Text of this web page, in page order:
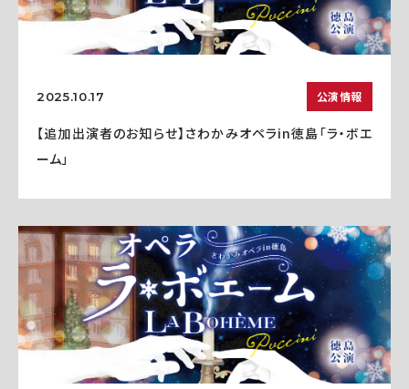
2025.10.17 公演情報
【追加出演者のお知らせ】さわかみオペラin徳島「ラ・ボエ
ーム」